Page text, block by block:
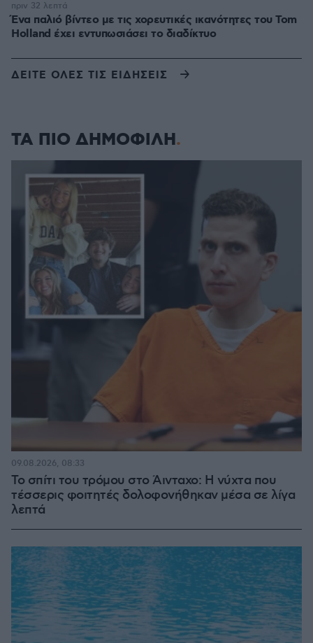
Ένα παλιό βίντεο με τις χορευτικές ικανότητες του Tom
Holland έχει εντυπωσιάσει το διαδίκτυο
πριν 32 λεπτά
ΔΕΙΤΕ ΟΛΕΣ ΤΙΣ ΕΙΔΗΣΕΙΣ
ΤΑ ΠΙΟ ΔΗΜΟΦΙΛΗ
Το σπίτι του τρόμου στο Άινταχο: Η νύχτα που
τέσσερις φοιτητές δολοφονήθηκαν μέσα σε λίγα
λεπτά
09.08.2026, 08:33